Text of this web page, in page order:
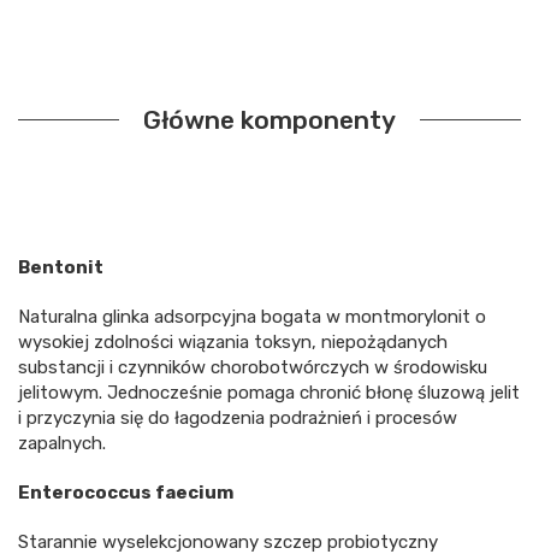
Główne komponenty
Bentonit
Naturalna glinka adsorpcyjna bogata w montmorylonit o
wysokiej zdolności wiązania toksyn, niepożądanych
substancji i czynników chorobotwórczych w środowisku
jelitowym. Jednocześnie pomaga chronić błonę śluzową jelit
i przyczynia się do łagodzenia podrażnień i procesów
zapalnych.
Enterococcus faecium
Starannie wyselekcjonowany szczep probiotyczny